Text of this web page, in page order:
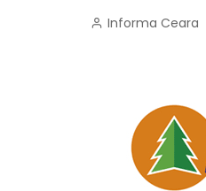
Informa Ceara